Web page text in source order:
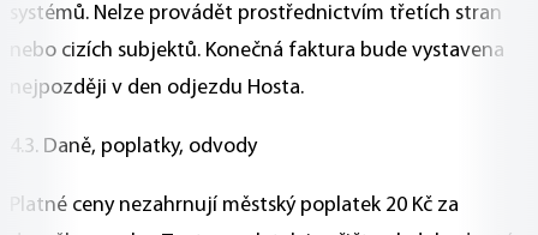
systémů. Nelze provádět prostřednictvím třetích stran
nebo cizích subjektů. Konečná faktura bude vystavena
nejpozději v den odjezdu Hosta.
4.3. Daně, poplatky, odvody
Platné ceny nezahrnují městský poplatek 20 Kč za